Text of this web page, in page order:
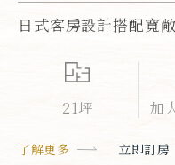
日式客房設計搭配寬
21坪 加
了解更多 立即訂房